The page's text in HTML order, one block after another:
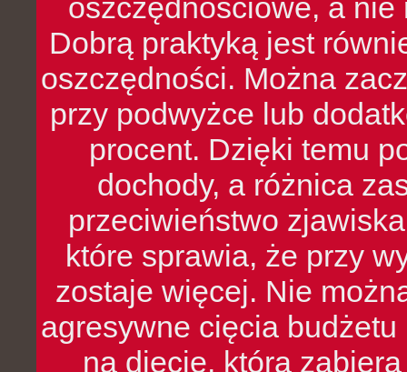
oszczędnościowe, a nie
Dobrą praktyką jest
oszczędności. Można
przy podwyżce lub
procent. Dzięki temu
dochody, a różnica
przeciwieństwo
które sprawia, że przy
zostaje więcej. Nie
agresywne cięcia
na diecie, która